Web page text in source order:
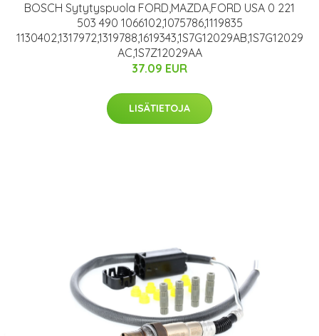
BOSCH Sytytyspuola FORD,MAZDA,FORD USA 0 221
503 490 1066102,1075786,1119835
1130402,1317972,1319788,1619343,1S7G12029AB,1S7G12029
AC,1S7Z12029AA
37.09 EUR
LISÄTIETOJA